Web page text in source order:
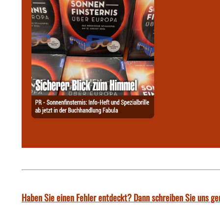
Haben Sie einen Fehler entdeckt? Dann schreiben Sie uns